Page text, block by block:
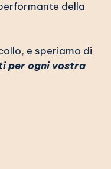
della
e speriamo di
per ogni vostra